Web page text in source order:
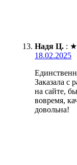
Надя Ц. : ★
18.02.2025
Заказала с
на сайте,
вовремя,
довольна!